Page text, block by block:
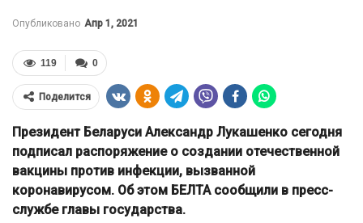
Опубликовано Апр 1, 2021
0
119
Поделится
Президент Беларуси Александр Лукашенко сегодня
подписал распоряжение о создании отечественной
вакцины против инфекции, вызванной
коронавирусом. Об этом БЕЛТА сообщили в пресс-
службе главы государства.